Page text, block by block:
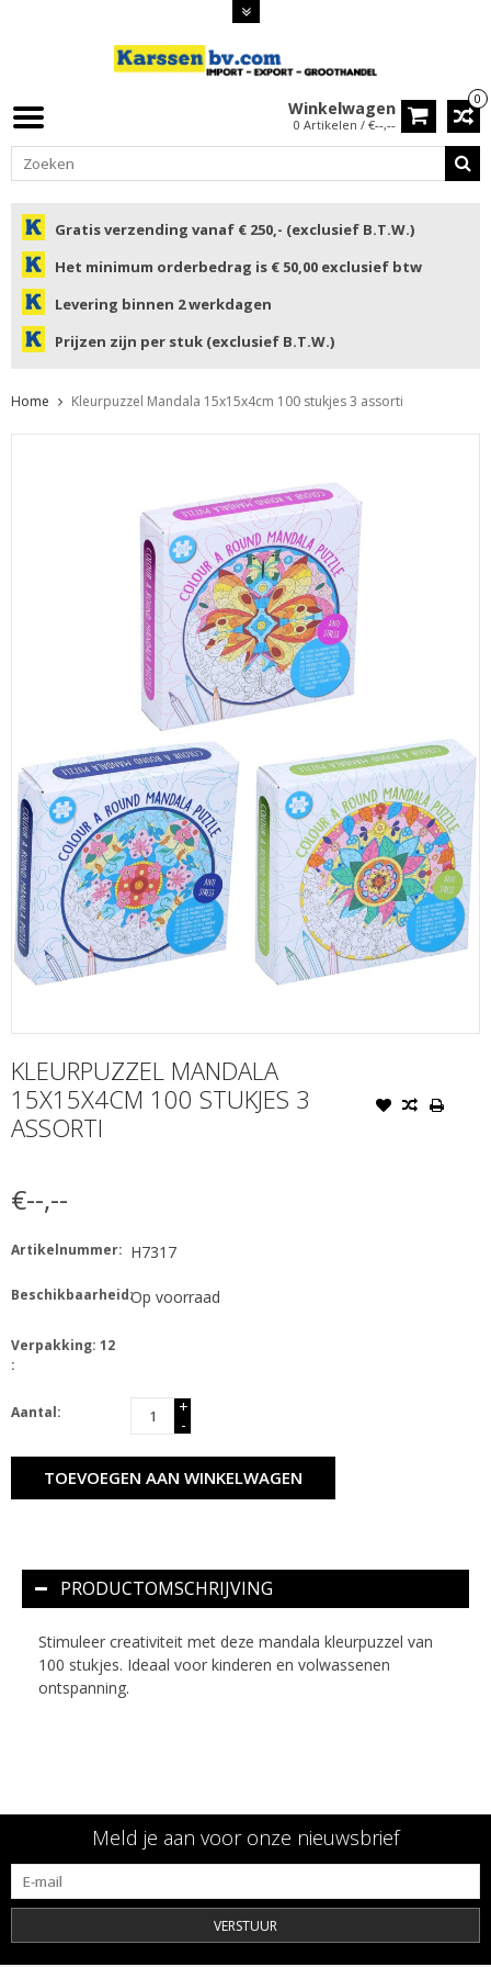
0
Winkelwagen
0 Artikelen / €--,--
Gratis verzending vanaf € 250,- (exclusief B.T.W.)
Het minimum orderbedrag is € 50,00 exclusief btw
Levering binnen 2 werkdagen
Prijzen zijn per stuk (exclusief B.T.W.)
Home Kleurpuzzel Mandala 15x15x4cm 100 stukjes 3 assorti
KLEURPUZZEL MANDALA
15X15X4CM 100 STUKJES 3
ASSORTI
€--,--
Artikelnummer: H7317
Beschikbaarheid:Op voorraad
Verpakking: 12
:
Aantal:
+
-
TOEVOEGEN AAN WINKELWAGEN
PRODUCTOMSCHRIJVING
Stimuleer creativiteit met deze mandala kleurpuzzel van
100 stukjes. Ideaal voor kinderen en volwassenen
ontspanning.
Meld je aan voor onze nieuwsbrief
VERSTUUR